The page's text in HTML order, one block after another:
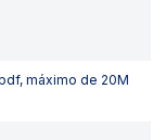
máximo de 20M